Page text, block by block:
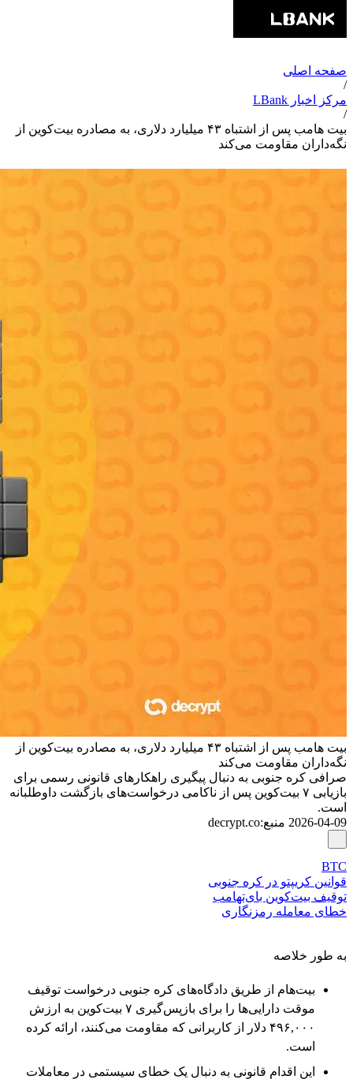
صفحه اصلی
/
مرکز اخبار LBank
/
بیت هامب پس از اشتباه ۴۳ میلیارد دلاری، به مصادره بیت‌کوین از
نگه‌داران مقاومت می‌کند
بیت هامب پس از اشتباه ۴۳ میلیارد دلاری، به مصادره بیت‌کوین از
نگه‌داران مقاومت می‌کند
صرافی کره جنوبی به دنبال پیگیری راهکارهای قانونی رسمی برای
بازیابی ۷ بیت‌کوین پس از ناکامی درخواست‌های بازگشت داوطلبانه
است.
2026-04-09 منبع:
decrypt.co
BTC
قوانین کریپتو در کره جنوبی
توقیف بیت‌کوین بای‌تهامب
خطای معامله رمزنگاری
به طور خلاصه
بیت‌هام از طریق دادگاه‌های کره جنوبی درخواست توقیف
موقت دارایی‌ها را برای بازپس‌گیری ۷ بیت‌کوین به ارزش
۴۹۶,۰۰۰ دلار از کاربرانی که مقاومت می‌کنند، ارائه کرده
است.
این اقدام قانونی به دنبال یک خطای سیستمی در معاملات